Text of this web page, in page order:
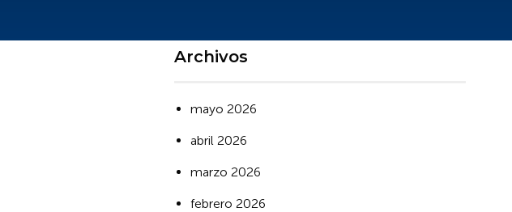
Archivos
mayo 2026
abril 2026
marzo 2026
febrero 2026